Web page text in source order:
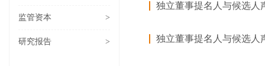
监管资本 >
研究报告 >
独立董事提名人与候选人
独立董事提名人与候选人